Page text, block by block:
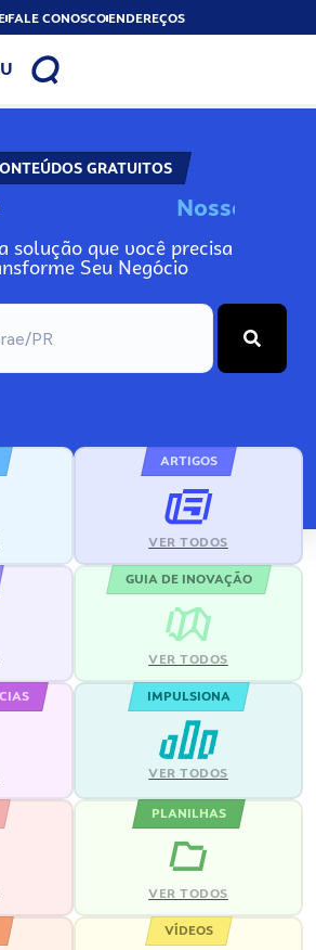
FALE CONOSCOENDEREÇOS
GRATUITOS
Nosso
solução que você precisa
Seu Negócio
ARTIGOS
VER TODOS
GUIA DE INOVAÇÃO
VER TODOS
IMPULSIONA
VER TODOS
PLANILHAS
VER TODOS
VÍDEOS